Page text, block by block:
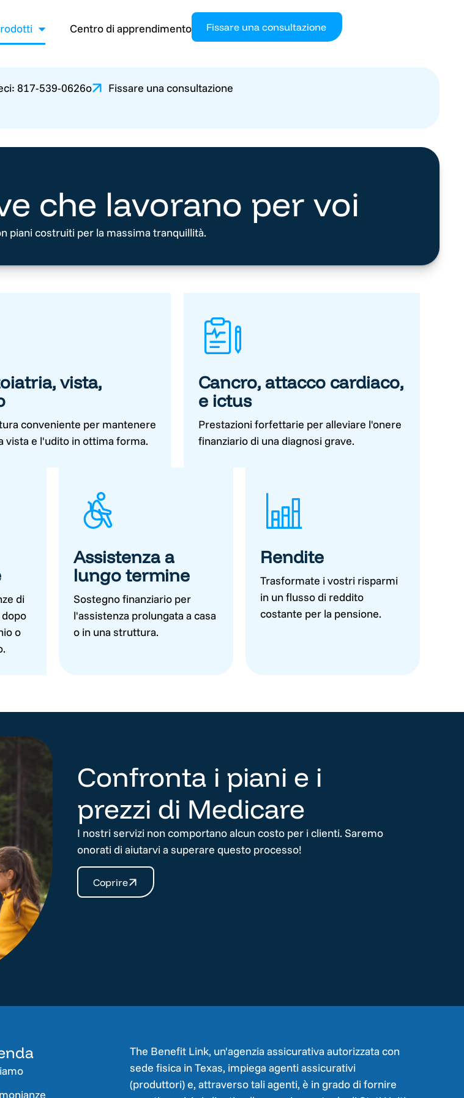
Centro di apprendimento Fissare una consultazione
817-539-0626o Fissare una consultazione
che lavorano per voi
piani costruiti per la massima tranquillità.
vista,
conveniente per mantenere
vista e l'udito in ottima forma.
Cancro, attacco cardiaco,
e ictus
Prestazioni forfettarie per alleviare l'onere
finanziario di una diagnosi grave.
di
o
Assistenza a
lungo termine
Sostegno finanziario per
l'assistenza prolungata a casa
o in una struttura.
Rendite
Trasformate i vostri risparmi
in un flusso di reddito
costante per la pensione.
Confronta i piani e i
prezzi di Medicare
I nostri servizi non comportano alcun costo per i clienti. Saremo
onorati di aiutarvi a superare questo processo!
Coprire
The Benefit Link, un'agenzia assicurativa autorizzata con
sede fisica in Texas, impiega agenti assicurativi
(produttori) e, attraverso tali agenti, è in grado di fornire